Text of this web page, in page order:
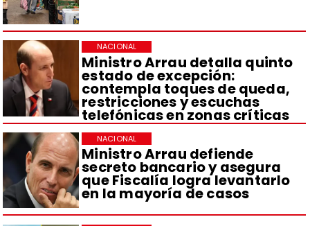
Ministro Arrau detalla quinto
estado de excepción:
contempla toques de queda,
restricciones y escuchas
telefónicas en zonas críticas
NACIONAL
Ministro Arrau defiende
secreto bancario y asegura
que Fiscalía logra levantarlo
en la mayoría de casos
NACIONAL